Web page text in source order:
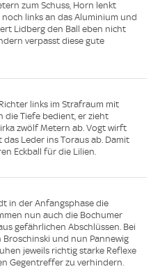
zum Schuss, Horn lenkt
links an das Aluminium und
Lidberg den Ball eben nicht
verpasst diese gute
links im Strafraum mit
die Tiefe bedient, er zieht
zwölf Metern ab. Vogt wirft
Leder ins Toraus ab. Damit
Eckball für die Lilien.
in der Anfangsphase die
nun auch die Bochumer
gefährlichen Abschlüssen. Bei
Broschinski und nun Pannewig
jeweils richtig starke Reflexe
Gegentreffer zu verhindern.